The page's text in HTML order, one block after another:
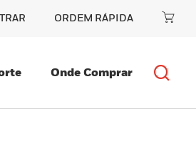
ORDEM RÁPIDA
Onde Comprar